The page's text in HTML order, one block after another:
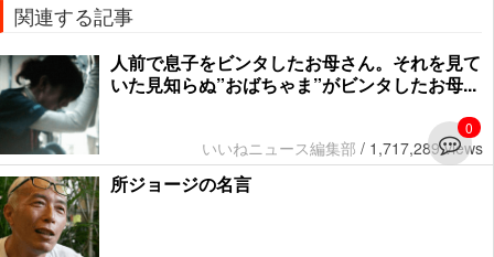
0
関連する記事
人前で息子をビンタしたお母さん。それを見て
いた見知らぬ”おばちゃま”がビンタしたお母...
いいねニュース編集部 / 1,717,289 views
所ジョージの名言